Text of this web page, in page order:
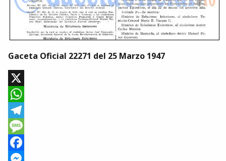
Gaceta Oficial 22271 del 25 Marzo 1947
X
WhatsApp
Telegram
Message
Facebook